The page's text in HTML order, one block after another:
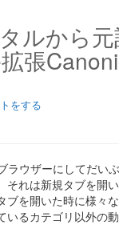
ルから
張
をする
ラウザーにしてだい
それは新規タブを
ブを開いた時に様々
いるカテゴリ以外の